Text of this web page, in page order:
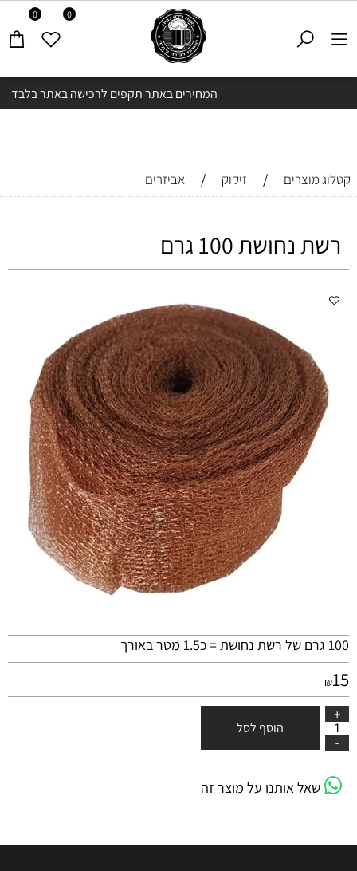
המחירים באתר תקפים לרכישה באתר בלבד
0 0
קטלוג מוצרים / זיקוק / אביזרים
רשת נחושת 100 גרם
100 גרם של רשת נחושת = כ1.5 מטר באורך
₪15
הוסף לסל
שאל אותנו על מוצר זה